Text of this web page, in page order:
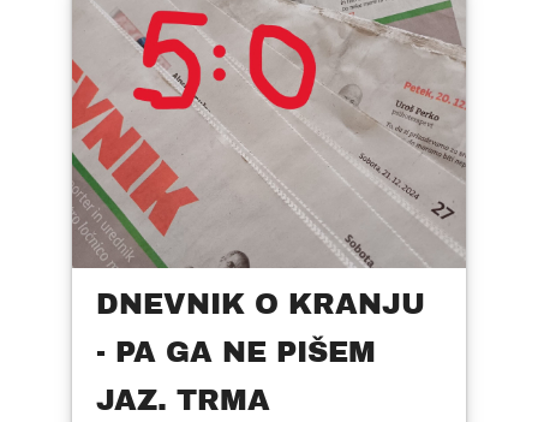
DNEVNIK O KRANJU
- PA GA NE PIŠEM
JAZ. TRMA